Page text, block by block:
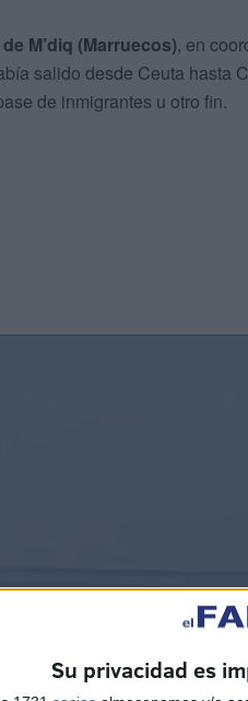
Su privacidad es
M’diq (Marruecos), en
salido desde Ceuta hasta
de inmigrantes u otro fin.